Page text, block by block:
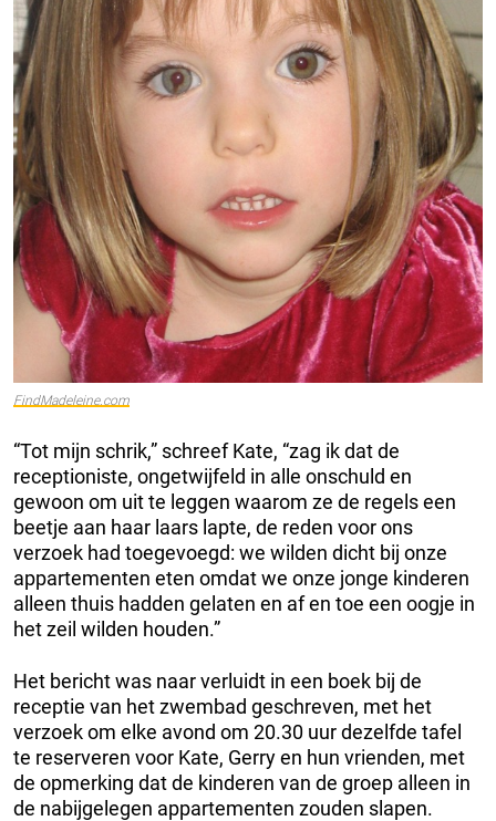
FindMadeleine.com
“Tot mijn schrik,” schreef Kate, “zag ik dat de
receptioniste, ongetwijfeld in alle onschuld en
gewoon om uit te leggen waarom ze de regels een
beetje aan haar laars lapte, de reden voor ons
verzoek had toegevoegd: we wilden dicht bij onze
appartementen eten omdat we onze jonge kinderen
alleen thuis hadden gelaten en af en toe een oogje in
het zeil wilden houden.”
Het bericht was naar verluidt in een boek bij de
receptie van het zwembad geschreven, met het
verzoek om elke avond om 20.30 uur dezelfde tafel
te reserveren voor Kate, Gerry en hun vrienden, met
de opmerking dat de kinderen van de groep alleen in
de nabijgelegen appartementen zouden slapen.